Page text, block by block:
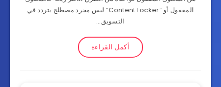
المقفول أو “Content Locker” ليس مجرد مصطلح يتردد في
التسويق…
أكمل القراءة